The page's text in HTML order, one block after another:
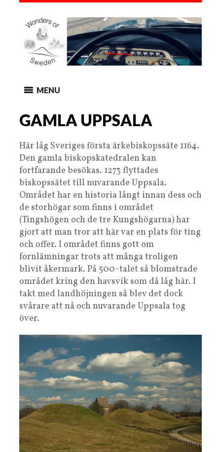
MENU
GAMLA UPPSALA
Här låg Sveriges första ärkebiskopssäte 1164.
Den gamla biskopskatedralen kan
fortfarande besökas. 1273 flyttades
biskopssätet till nuvarande Uppsala.
Området har en historia långt innan dess och
de storhögar som finns i området
(Tingshögen och de tre Kungshögarna) har
gjort att man tror att här var en plats för ting
och offer. I området finns gott om
fornlämningar trots att många troligen
blivit åkermark. På 500-talet så blomstrade
området kring den havsvik som då låg här. I
takt med landhöjningen så blev det dock
svårare att nå och nuvarande Uppsala tog
över.